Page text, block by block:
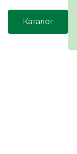
Каталог